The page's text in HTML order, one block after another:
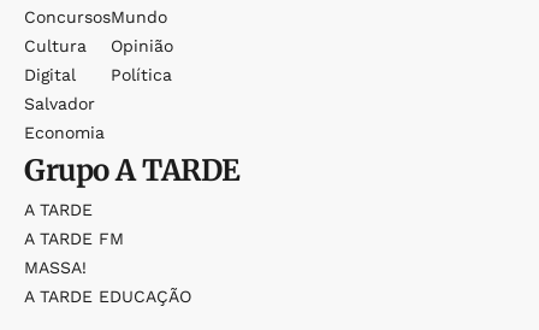
Concursos
Cultura
Digital
Salvador
Economia
Mundo
Opinião
Política
GrupoA TARDE
A TARDE
A TARDE FM
MASSA!
A TARDE EDUCAÇÃO